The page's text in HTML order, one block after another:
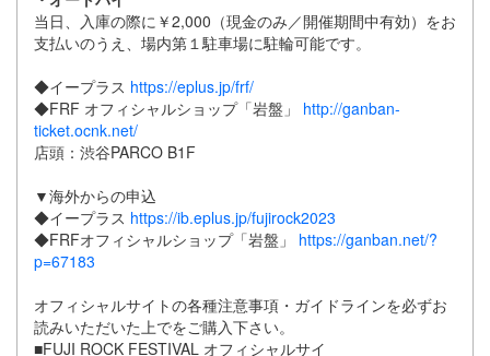
当日、入庫の際に￥2,000（現金のみ／開催期間中有効）をお
支払いのうえ、場内第１駐車場に駐輪可能です。
◆イープラス https://eplus.jp/frf/
◆FRF オフィシャルショップ「岩盤」 http://ganban-
ticket.ocnk.net/
店頭：渋谷PARCO B1F
▼海外からの申込
◆イープラス https://ib.eplus.jp/fujirock2023
◆FRFオフィシャルショップ「岩盤」 https://ganban.net/?
p=67183
オフィシャルサイトの各種注意事項・ガイドラインを必ずお
読みいただいた上でをご購入下さい。
■FUJI ROCK FESTIVAL オフィシャルサイ